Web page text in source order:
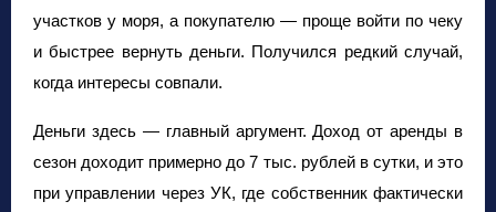
участков у моря, а покупателю — проще войти по чеку
и быстрее вернуть деньги. Получился редкий случай,
когда интересы совпали.
Деньги здесь — главный аргумент. Доход от аренды в
сезон доходит примерно до 7 тыс. рублей в сутки, и это
при управлении через УК, где собственник фактически